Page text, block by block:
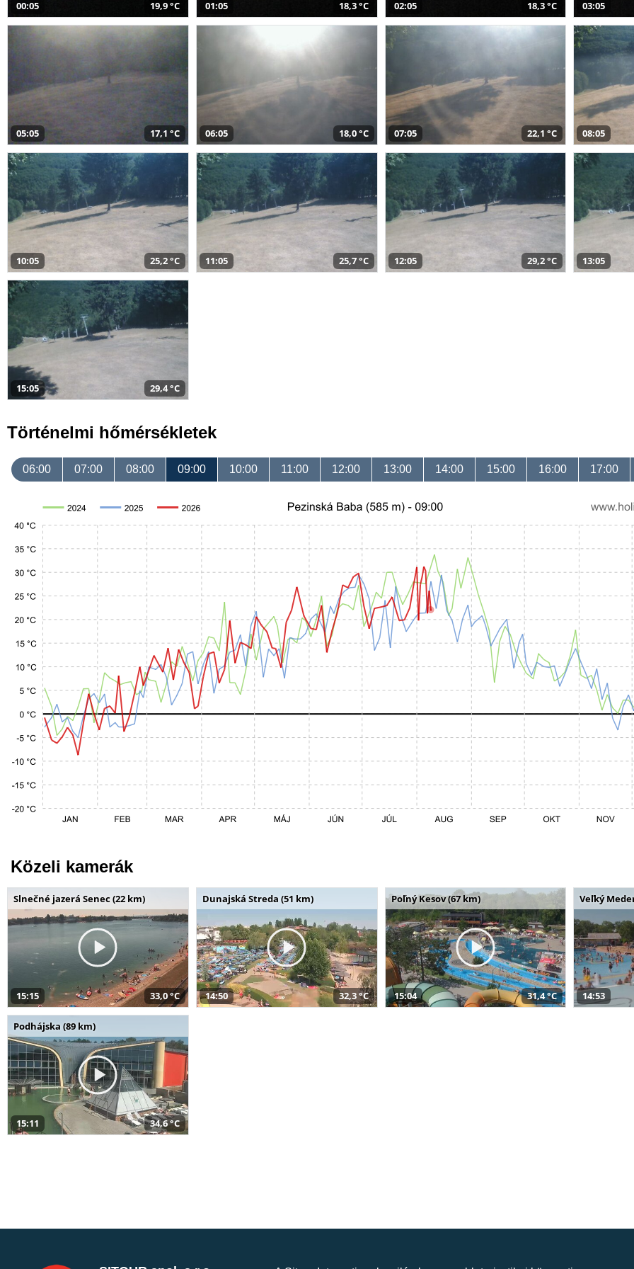
00:05 19,9 °C 01:05 18,3 °C 02:05 18,3 °C 03:05
05:05 17,1 °C 06:05 18,0 °C 07:05 22,1 °C 08:05
10:05 25,2 °C 11:05 25,7 °C 12:05 29,2 °C 13:05
15:05 29,4 °C
Történelmi hőmérsékletek
06:00 07:00 08:00 09:00 10:00 11:00 12:00 13:00 14:00 15:00 16:00 17:00
Közeli kamerák
Slnečné jazerá Senec (22 km)
15:15 33,0 °C
Dunajská Streda (51 km)
14:50 32,3 °C
Poľný Kesov (67 km)
15:04 31,4 °C
Veľký
14:53
Podhájska (89 km)
15:11 34,6 °C